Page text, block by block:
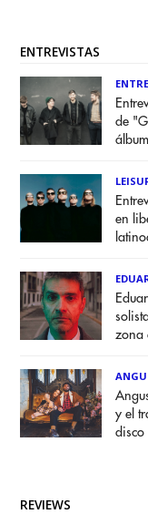
ENTREVISTAS
de
álbum
en
zona
y el
disco
REVIEWS